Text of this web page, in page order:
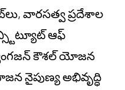
వారసత్వ ప్రదేశాల
ఆఫ్
కౌశల్ యోజన
నైపుణ్య అభివృద్ధి